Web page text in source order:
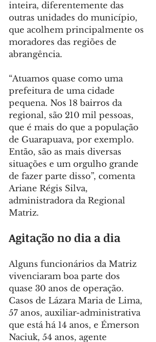
inteira, diferentemente das
outras unidades do município,
que acolhem principalmente os
moradores das regiões de
abrangência.
“Atuamos quase como uma
prefeitura de uma cidade
pequena. Nos 18 bairros da
regional, são 210 mil pessoas,
que é mais do que a população
de Guarapuava, por exemplo.
Então, são as mais diversas
situações e um orgulho grande
de fazer parte disso”, comenta
Ariane Régis Silva,
administradora da Regional
Matriz.
Agitação no dia a dia
Alguns funcionários da Matriz
vivenciaram boa parte dos
quase 30 anos de operação.
Casos de Lázara Maria de Lima,
57 anos, auxiliar-administrativa
que está há 14 anos, e Émerson
Naciuk, 54 anos, agente